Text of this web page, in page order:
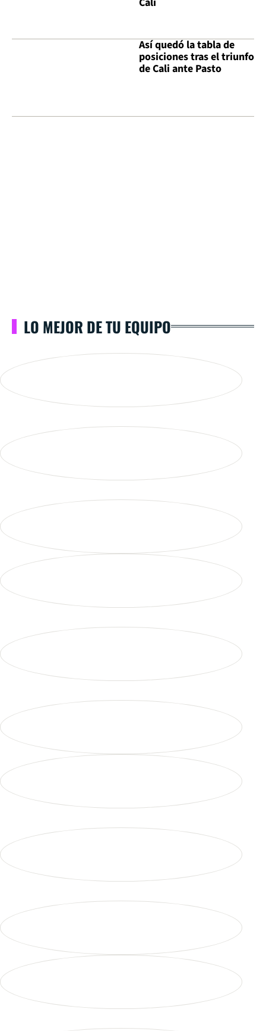
Así quedó la tabla de
posiciones tras el triunfo
de Cali ante Pasto
LO MEJOR DE TU EQUIPO